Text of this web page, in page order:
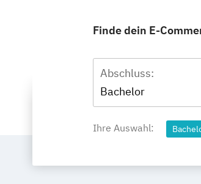
Finde dein E-
Abschluss:
Bachelor
Ihre Auswahl: